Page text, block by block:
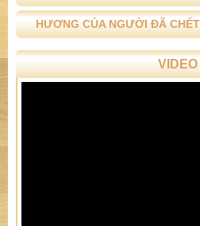
HƯƠNG CỦA NGƯỜI ĐÃ CHẾT
VIDEO